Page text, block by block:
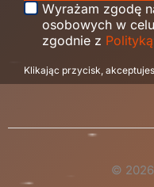
Wyrażam zgodę
osobowych w
zgodnie z
Klikając przycisk,
©